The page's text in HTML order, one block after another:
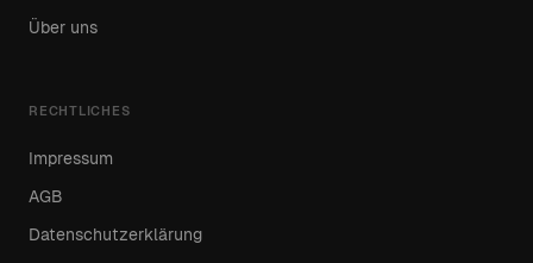
Über uns
RECHTLICHES
Impressum
AGB
Datenschutzerklärung